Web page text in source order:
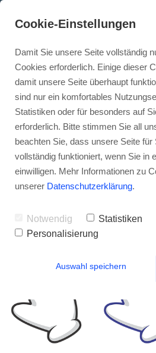
Was ist eine
Ads CTR,
• • •
Cookie-Einstellungen
Damit Sie unsere Seite vollständig
Cookies erforderlich. Einige dieser
damit unsere Seite überhaupt
sind nur ein komfortables
Statistiken oder für besonders auf
erforderlich. Bitte stimmen Sie all
beachten Sie, dass unsere Seite für
vollständig funktioniert, wenn Sie in
einwilligen. Mehr Informationen zu
unserer Datenschutzerklärung.
Notwendig Statistiken
Personalisierung
Auswahl speichern